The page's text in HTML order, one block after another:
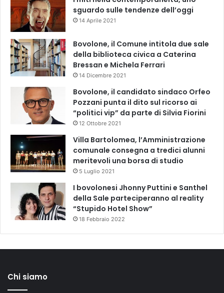
sguardo sulle tendenze dell’oggi
14 Aprile 2021
Bovolone, il Comune intitola due sale
della biblioteca civica a Caterina
Bressan e Michela Ferrari
14 Dicembre 2021
Bovolone, il candidato sindaco Orfeo
Pozzani punta il dito sul ricorso ai
“politici vip” da parte di Silvia Fiorini
12 Ottobre 2021
Villa Bartolomea, l’Amministrazione
comunale consegna a tredici alunni
meritevoli una borsa di studio
5 Luglio 2021
I bovolonesi Jhonny Puttini e Santhel
della Sale parteciperanno al reality
“Stupido Hotel Show”
18 Febbraio 2022
Chi siamo